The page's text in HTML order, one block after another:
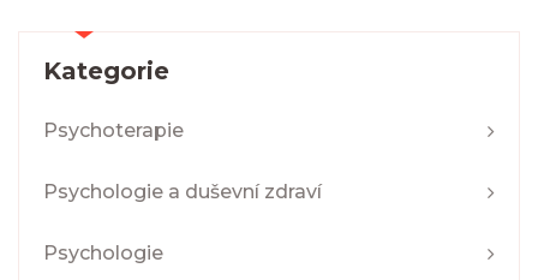
Kategorie
Psychoterapie
Psychologie a duševní zdraví
Psychologie